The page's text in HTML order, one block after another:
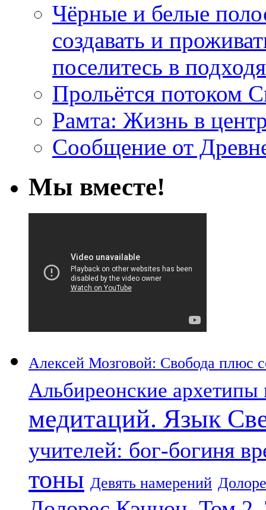
Чёрные и белые
создавать и
поселитесь в
Прольётся потоком
Рамта: Жизнь в
Сообщение от
Мы вместе!
Алексей Мозговой: Свобода плюс
Альбиреонские
медитаций. Язык
учителей: бог-богиня
тоны Девять намерений